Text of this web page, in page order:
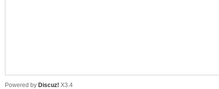
Powered by Discuz! X3.4